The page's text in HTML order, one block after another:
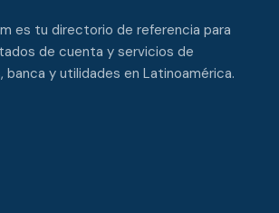
es tu directorio de referencia para
de cuenta y servicios de
y utilidades en Latinoamérica.